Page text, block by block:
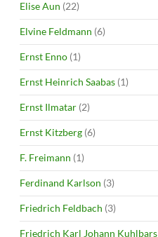
Elise Aun (22)
Elvine Feldmann (6)
Ernst Enno (1)
Ernst Heinrich Saabas (1)
Ernst Ilmatar (2)
Ernst Kitzberg (6)
F. Freimann (1)
Ferdinand Karlson (3)
Friedrich Feldbach (3)
Friedrich Karl Johann Kuhlbars